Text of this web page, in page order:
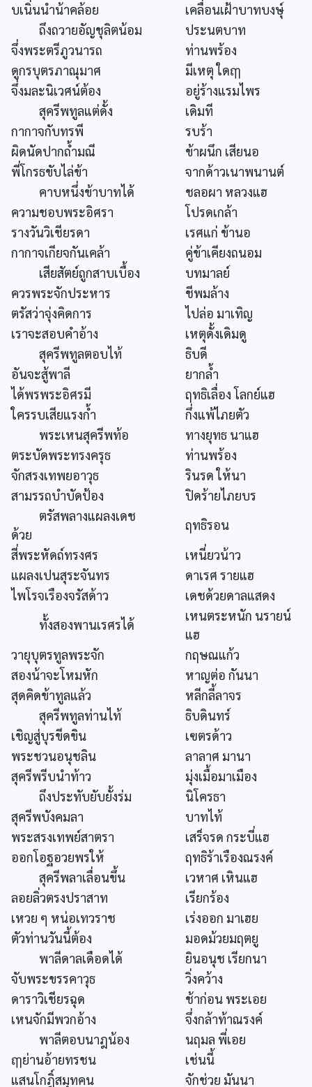
บเนิ่นนำน้าคล้อย
เคลื่อนเฝ้าบาทบงษุ์
ถึงถวายอัญชุลิตน้อม
ประนตบาท
จึ่งพระตรีภูวนารถ
ท่านพร้อง
ดูกรบุตรภาณุมาศ
มีเหตุ ใดฤๅ
จึ่งมละนิเวศน์ต้อง
อยู่ร้างแรมไพร
สุครีพทูลแต่ดั้ง
เดิมที
กากาจกับทรพี
รบร้า
ผิดนัดปากถ้ำมณี
ข้าผนึก เสียนอ
พี่โกรธขับไล่ข้า
จากด้าวเนาพนานต์
คาบหนึ่งข้าบาทได้
ชลอผา หลวงแฮ
ความชอบพระอิศรา
โปรดเกล้า
รางวันวิเชียรดา
เรศแก่ ข้านอ
กากาจเกียจกันเคล้า
คู่ข้าเคียงถนอม
เสียสัตย์ถูกสาบเบื้อง
บทมาลย์
ควรพระจักประหาร
ชีพมล้าง
ตรัสว่าจุ่งคิดการ
ไปล่อ มาเทิญ
เราจะสอบคำอ้าง
เหตุดั้งเดิมดู
สุครีพทูลตอบไท้
ธิบดี
อันจะสู้พาลี
ยากล้ำ
ได้พรพระอิศรมี
ฤทธิเลื่อง โลกย์แฮ
ใครรบเสียแรงก้ำ
กึ่งแพ้ไภยตัว
พระเหนสุครีพท้อ
ทางยุทธ นาแฮ
ตระบัดพระทรงครุธ
ท่านพร้อง
จักสรงเทพยอาวุธ
รินรด ให้นา
สามรรถบำบัดป้อง
ปิดร้ายไภยบร
ตรัสพลางแผลงเดช
ด้วย
ฤทธิรอน
สี่พระหัดถ์ทรงศร
เหนี่ยวน้าว
แผลงเปนสุระจันทร
ดาเรศ รายแฮ
ไพโรจเรืองจรัสด้าว
เดชด้วยดาลแสดง
ทั้งสองพานเรศรได้
เหนตระหนัก นรายน์
แฮ
วายุบุตรทูลพระจัก
กฤษณแก้ว
สองน้าจะโหมหัก
หาญต่อ กันนา
สุดคิดข้าทูลแล้ว
หลีกลี้ลาจร
สุครีพทูลท่านไท้
ธิบดินทร์
เชิญสู่บุรขีดขิน
เฃตรด้าว
พระชวนอนุชลิน
ลาลาศ มานา
สุครีพรีบนำท้าว
มุ่งเมื้อมาเมือง
ถึงประทับยับยั้งร่ม
นิโครธา
สุครีพบังคมลา
บาทไท้
พระสรงเทพย์สาตรา
เสร็จรด กระบี่แฮ
ออกโอฐอวยพรให้
ฤทธิร้าเรืองณรงค์
สุครีพลาเลื่อนขึ้น
เวหาศ เหินแฮ
ลอยลิ่วตรงปราสาท
เรียกร้อง
เหวย ๆ หน่อเทวราช
เร่งออก มาเฮย
ตัวท่านวันนี้ต้อง
มอดม้วยมฤตยู
พาลีดาลเดือดได้
ยินอนุช เรียกนา
จับพระขรรคาวุธ
วิ่งคว้าง
ดาราวิเชียรฉุด
ช้าก่อน พระเอย
เหนจักมีพวกอ้าง
จึ่งกล้าท้าณรงค์
พาลีตอบนาฎน้อง
นฤมล พี่เอย
ฤๅย่านอ้ายทรชน
เช่นนี้
แสนโกฎิ์สมุทคน
จักช่วย มันนา